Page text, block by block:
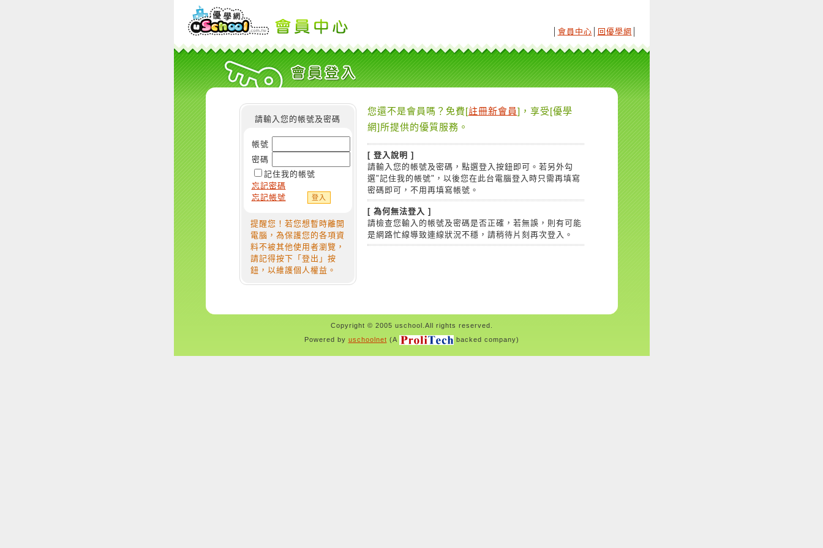
會員中心 回優學網
請輸入您的帳號及密碼
帳號
密碼
記住我的帳號
忘記密碼
忘記帳號
提醒您！若您想暫時離開
電腦，為保護您的各項資
料不被其他使用者瀏覽，
請記得按下「登出」按
鈕，以維護個人權益。
您還不是會員嗎？免費[註冊新會員]，享受[優學
網]所提供的優質服務。
[ 登入說明 ]
請輸入您的帳號及密碼，點選登入按鈕即可。若另外勾
選"記住我的帳號"，以後您在此台電腦登入時只需再填寫
密碼即可，不用再填寫帳號。
[ 為何無法登入 ]
請檢查您輸入的帳號及密碼是否正確，若無誤，則有可能
是網路忙線導致連線狀況不穩，請稍待片刻再次登入。
Copyright © 2005 uschool.All rights reserved.
Powered by uschoolnet (A backed company)